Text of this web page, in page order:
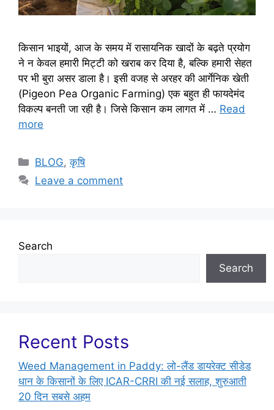
किसान भाइयों, आज के समय में रासायनिक खादों के बढ़ते प्रयोग
ने न केवल हमारी मिट्टी को खराब कर दिया है, बल्कि हमारी सेहत
पर भी बुरा असर डाला है। इसी वजह से अरहर की आर्गेनिक खेती
(Pigeon Pea Organic Farming) एक बहुत ही फायदेमंद
विकल्प बनती जा रही है। जिसे किसान कम लागत में … Read
more
BLOG,कृषि
Leave a comment
Search
Search
Recent Posts
Weed Management in Paddy: लो-लैंड डायरेक्ट सीडेड
धान के किसानों के लिए ICAR-CRRI की नई सलाह, शुरुआती
20 दिन सबसे अहम